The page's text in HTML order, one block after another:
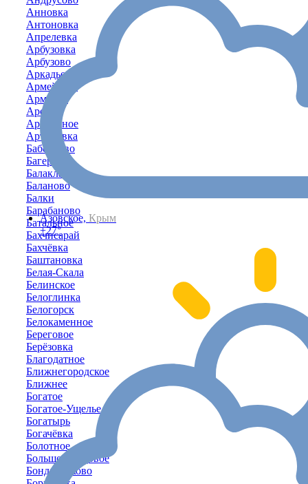
Азовское, Крым
+27°
Анновка
Антоновка
Апрелевка
Арбузовка
Арбузово
Аркадьевка
Армейское
Армянск
Аромат
Ароматное
Артёмовка
Бабенково
Багерово
Балаклава
Баланово
Балки
Барабаново
Батальное
Бахчисарай
Бахчёвка
Баштановка
Белая-Скала
Белинское
Белоглинка
Белогорск
Белокаменное
Береговое
Берёзовка
Благодатное
Ближнегородское
Ближнее
Богатое
Богатое-Ущелье
Богатырь
Богачёвка
Болотное
Большое-Садовое
Бондаренково